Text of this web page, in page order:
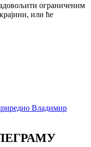
ограниченим
или ће